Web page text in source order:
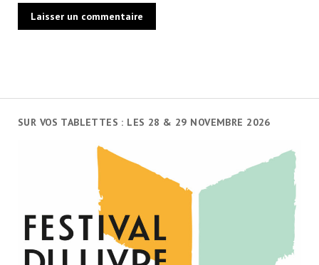
SUR VOS TABLETTES : LES 28 & 29 NOVEMBRE 2026